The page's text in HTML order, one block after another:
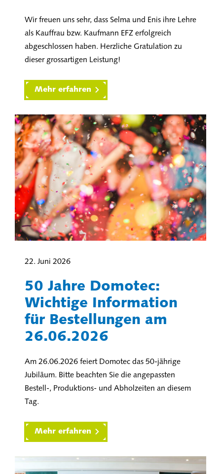
Wir freuen uns sehr, dass Selma und Enis ihre Lehre
als Kauffrau bzw. Kaufmann EFZ erfolgreich
abgeschlossen haben. Herzliche Gratulation zu
dieser grossartigen Leistung!
Mehr erfahren
22. Juni 2026
50 Jahre Domotec:
Wichtige Information
für Bestellungen am
26.06.2026
Am 26.06.2026 feiert Domotec das 50-jährige
Jubiläum. Bitte beachten Sie die angepassten
Bestell-, Produktions- und Abholzeiten an diesem
Tag.
Mehr erfahren